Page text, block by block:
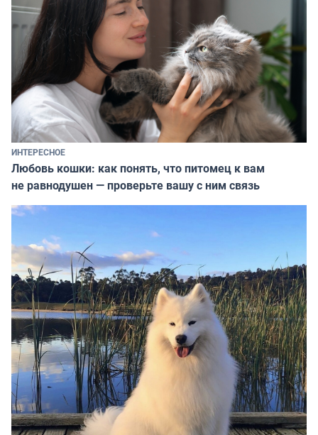
ИНТЕРЕСНОЕ
Любовь кошки: как понять, что питомец к вам
не равнодушен — проверьте вашу с ним связь